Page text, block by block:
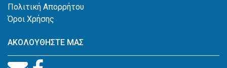
Πολιτική Απορρήτου
Όροι Χρήσης
ΑΚΟΛΟΥΘΗΣΤΕ ΜΑΣ